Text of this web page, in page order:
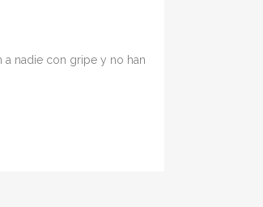
nadie con gripe y no han